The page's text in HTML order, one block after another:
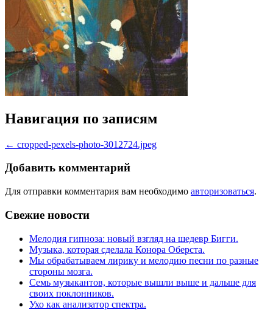
Навигация по записям
← cropped-pexels-photo-3012724.jpeg
Добавить комментарий
Для отправки комментария вам необходимо авторизоваться.
Свежие новости
Мелодия гипноза: новый взгляд на шедевр Бигги.
Музыка, которая сделала Конора Оберста.
Мы обрабатываем лирику и мелодию песни по разные
стороны мозга.
Семь музыкантов, которые вышли выше и дальше для
своих поклонников.
Ухо как анализатор спектра.